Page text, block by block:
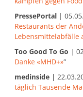
PressePortal |
Restaurants der
Lebensmittelabfälle
Too Good To Go |
Danke «MHD+»”
medinside |
täglich Tausende